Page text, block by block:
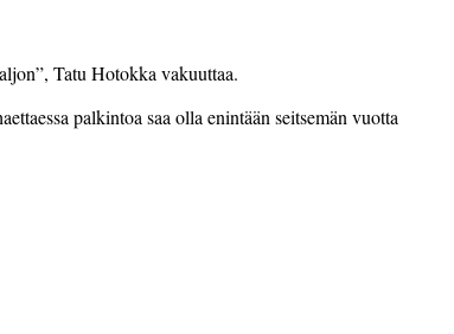
Tatu Hotokka vakuuttaa.
palkintoa saa olla enintään seitsemän vuotta